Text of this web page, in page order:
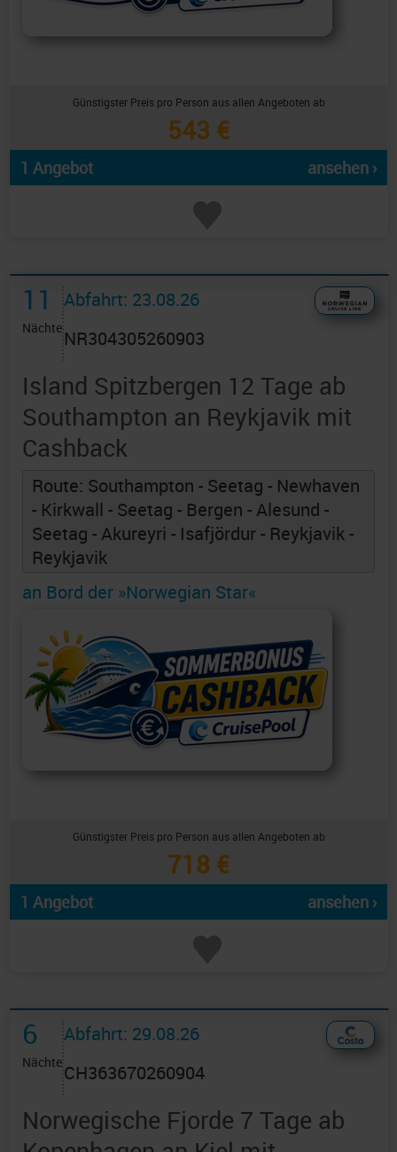
Günstigster Preis pro Person aus allen Angeboten ab
543 €
1 Angebot ansehen ›
11
Nächte
Abfahrt: 23.08.26
NR304305260903
Island Spitzbergen 12 Tage ab
Southampton an Reykjavik mit
Cashback
Route: Southampton - Seetag - Newhaven
- Kirkwall - Seetag - Bergen - Alesund -
Seetag - Akureyri - Isafjördur - Reykjavik -
Reykjavik
an Bord der »Norwegian Star«
Günstigster Preis pro Person aus allen Angeboten ab
718 €
1 Angebot ansehen ›
6
Nächte
Abfahrt: 29.08.26
CH363670260904
Norwegische Fjorde 7 Tage ab